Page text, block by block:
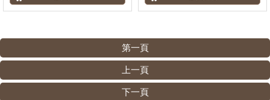
第一頁
上一頁
下一頁